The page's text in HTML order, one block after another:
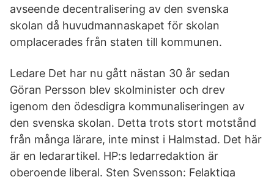
avseende decentralisering av den svenska
skolan då huvudmannaskapet för skolan
omplacerades från staten till kommunen.
Ledare Det har nu gått nästan 30 år sedan
Göran Persson blev skolminister och drev
igenom den ödesdigra kommunaliseringen av
den svenska skolan. Detta trots stort motstånd
från många lärare, inte minst i Halmstad. Det här
är en ledarartikel. HP:s ledarredaktion är
oberoende liberal. Sten Svensson: Felaktiga